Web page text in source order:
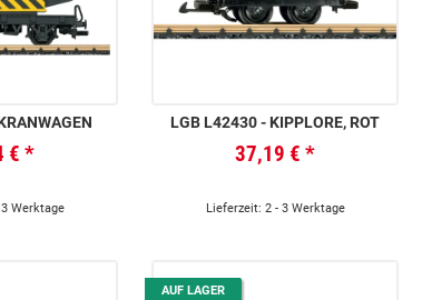
€ *
Werktage
LGB L42430 - KIPPLORE, ROT
37,19 € *
Lieferzeit: 2 - 3 Werktage
AUF LAGER